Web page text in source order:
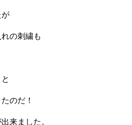
が
の刺繍も
のだ！
来ました。